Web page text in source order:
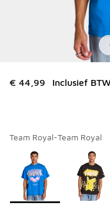
€ 44,99 Inclusief
Team Royal-Team Royal
Pagina 1 van 1 met 1
Kies een model